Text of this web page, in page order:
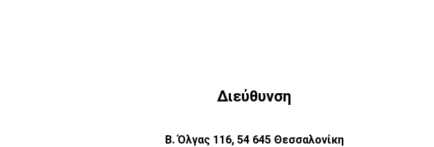
Διεύθυνση
Β. Όλγας 116, 54 645 Θεσσαλονίκη